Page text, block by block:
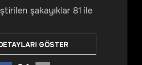
şakayıklar 81 ile
GÖSTER